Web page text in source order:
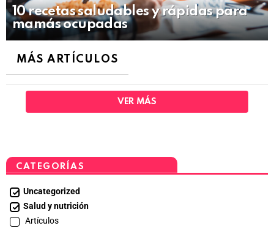
10 recetas saludables y rápidas para
mamás ocupadas
MÁS ARTÍCULOS
VER MÁS
CATEGORÍAS
Uncategorized
Salud y nutrición
Artículos